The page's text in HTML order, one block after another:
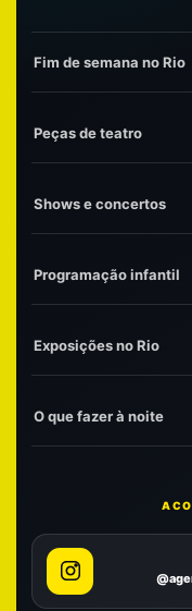
Fim de semana no Rio
Peças de teatro
Shows e concertos
Programação infantil
Exposições no Rio
O que fazer à noite